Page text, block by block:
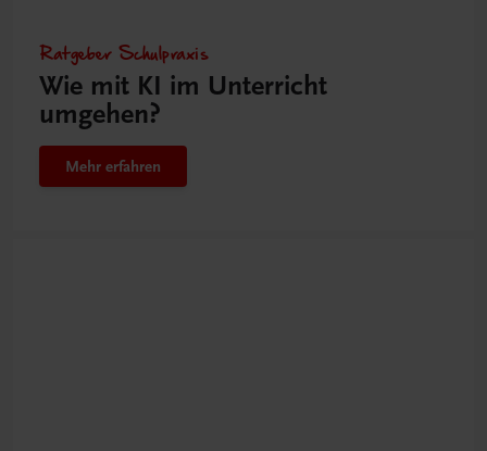
Ratgeber Schulpraxis
Wie mit KI im Unterricht
umgehen?
Mehr erfahren